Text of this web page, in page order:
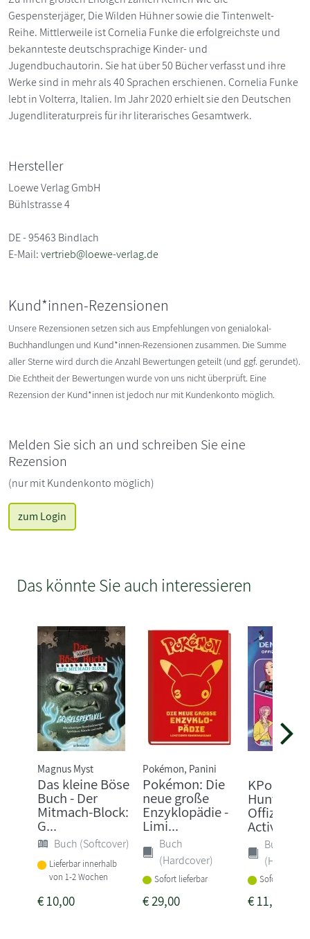
Gespensterjäger, Die Wilden Hühner sowie die Tintenwelt-
Reihe. Mittlerweile ist Cornelia Funke die erfolgreichste und
bekannteste deutschsprachige Kinder- und
Jugendbuchautorin. Sie hat über 50 Bücher verfasst und ihre
Werke sind in mehr als 40 Sprachen erschienen. Cornelia Funke
lebt in Volterra, Italien. Im Jahr 2020 erhielt sie den Deutschen
Jugendliteraturpreis für ihr literarisches Gesamtwerk.
Hersteller
Loewe Verlag GmbH
Bühlstrasse 4
DE - 95463 Bindlach
E-Mail:vertrieb@loewe-verlag.de
Kund*innen-Rezensionen
Unsere Rezensionen setzen sich aus Empfehlungen von genialokal-
Buchhandlungen und Kund*innen-Rezensionen zusammen. Die Summe
aller Sterne wird durch die Anzahl Bewertungen geteilt (und ggf. gerundet).
Die Echtheit der Bewertungen wurde von uns nicht überprüft. Eine
Rezension der Kund*innen ist jedoch nur mit Kundenkonto möglich.
Melden Sie sich an und schreiben Sie eine
Rezension
(nur mit Kundenkonto möglich)
zum Login
Das könnte Sie auch interessieren
Magnus Myst
Das kleine Böse
Buch - Der
Mitmach-Block:
G...
Buch (Softcover)
Lieferbar innerhalb
von 1-2 Wochen
€10,00
Pokémon, Panini
Pokémon: Die
neue große
Enzyklopädie -
Limi...
Buch
(Hardcover)
Sofort lieferbar
€29,00
KPop
Hunters -
Offizielles
Activity
Buch
Sofort
€11,99